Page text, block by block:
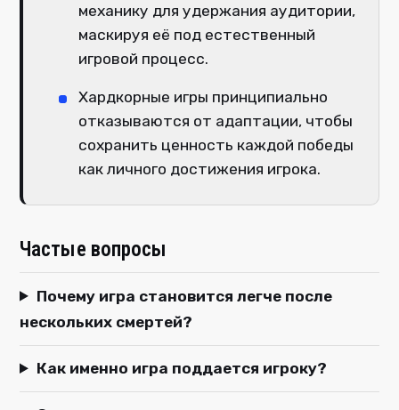
механику для удержания аудитории,
маскируя её под естественный
игровой процесс.
Хардкорные игры принципиально
отказываются от адаптации, чтобы
сохранить ценность каждой победы
как личного достижения игрока.
Частые вопросы
Почему игра становится легче после
нескольких смертей?
Как именно игра поддается игроку?